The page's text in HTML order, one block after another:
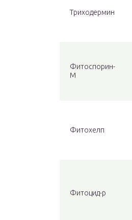
Триходермин
Фитоспорин-
М
Фитохелп
Фитоцид-р